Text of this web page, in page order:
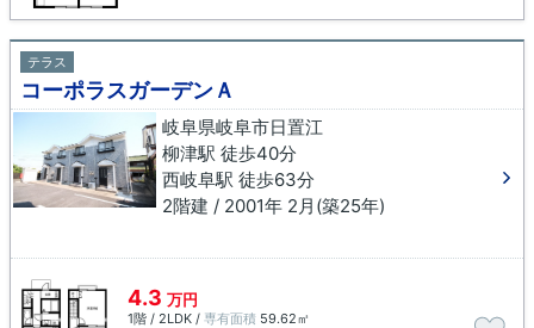
テラス
コーポラスガーデンＡ
岐阜県岐阜市日置江
柳津駅 徒歩40分
西岐阜駅 徒歩63分
2階建 / 2001年 2月(築25年)
4.3 万円
1階 / 2LDK / 専有面積 59.62㎡